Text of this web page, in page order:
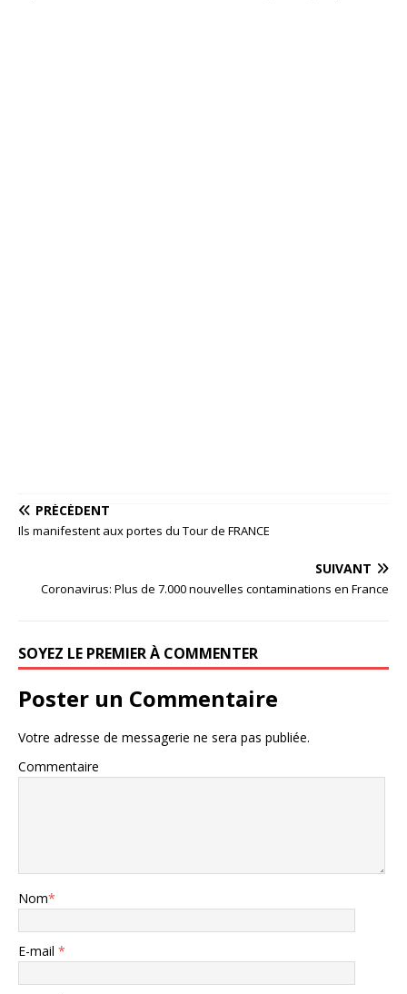
PRÉCÉDENT
Ils manifestent aux portes du Tour de FRANCE
SUIVANT
Coronavirus: Plus de 7.000 nouvelles contaminations en France
SOYEZ LE PREMIER À COMMENTER
Poster un Commentaire
Votre adresse de messagerie ne sera pas publiée.
Commentaire
Nom*
E-mail *